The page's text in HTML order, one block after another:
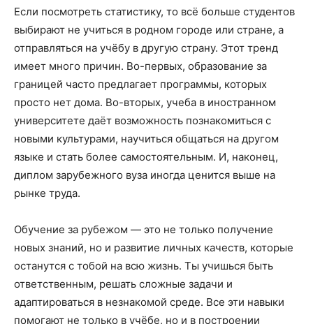
Если посмотреть статистику, то всё больше студентов
выбирают не учиться в родном городе или стране, а
отправляться на учёбу в другую страну. Этот тренд
имеет много причин. Во-первых, образование за
границей часто предлагает программы, которых
просто нет дома. Во-вторых, учеба в иностранном
университете даёт возможность познакомиться с
новыми культурами, научиться общаться на другом
языке и стать более самостоятельным. И, наконец,
диплом зарубежного вуза иногда ценится выше на
рынке труда.
Обучение за рубежом — это не только получение
новых знаний, но и развитие личных качеств, которые
останутся с тобой на всю жизнь. Ты учишься быть
ответственным, решать сложные задачи и
адаптироваться в незнакомой среде. Все эти навыки
помогают не только в учёбе, но и в построении